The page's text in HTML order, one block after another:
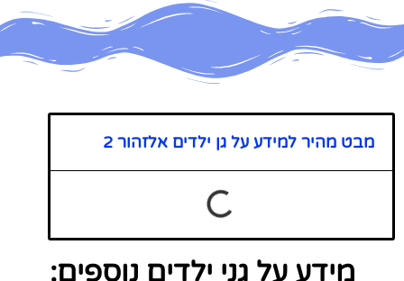
מבט מהיר למידע על גן ילדים אלזהור 2
מידע על גני ילדים נוספים: